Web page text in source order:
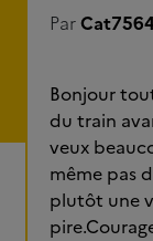
ParCat7564
Bonjour
du train
veux
même pas
plutôt une